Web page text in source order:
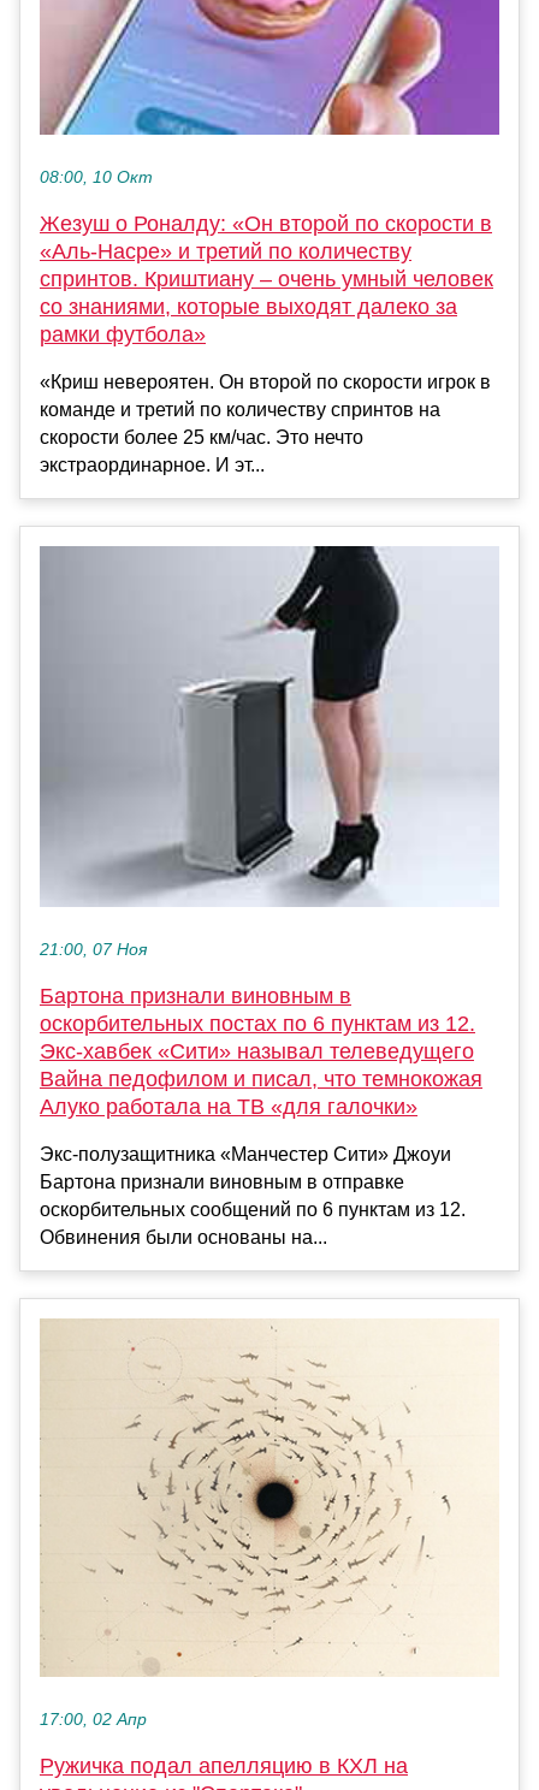
08:00, 10 Окт
Жезуш о Роналду: «Он второй по скорости в
«Аль-Насре» и третий по количеству
спринтов. Криштиану – очень умный человек
со знаниями, которые выходят далеко за
рамки футбола»
«Криш невероятен. Он второй по скорости игрок в
команде и третий по количеству спринтов на
скорости более 25 км/час. Это нечто
экстраординарное. И эт...
21:00, 07 Ноя
Бартона признали виновным в
оскорбительных постах по 6 пунктам из 12.
Экс-хавбек «Сити» называл телеведущего
Вайна педофилом и писал, что темнокожая
Алуко работала на ТВ «для галочки»
Экс-полузащитника «Манчестер Сити» Джоуи
Бартона признали виновным в отправке
оскорбительных сообщений по 6 пунктам из 12.
Обвинения были основаны на...
17:00, 02 Апр
Ружичка подал апелляцию в КХЛ на